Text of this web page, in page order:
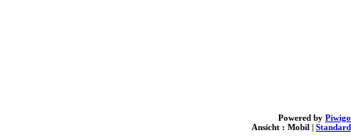
Powered by Piwigo
Ansicht : Mobil | Standard